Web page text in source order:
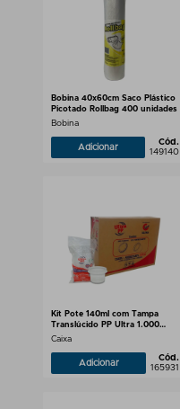
Bobina 40x60cm Saco Plástico
Picotado Rollbag 400 unidades
Bobina
Adicionar
Cód.
149140
Kit Pote 140ml com Tampa
Translúcido PP Ultra 1.000
unidades
Caixa
Adicionar
Cód.
165931